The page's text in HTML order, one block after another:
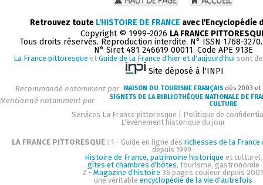
Retrouvez toute L'HISTOIRE DE FRANCE avec l'Encyclopédie
Copyright © 1999-2026 LA FRANCE
Tous droits réservés. Reproduction interdite. N° ISSN 1768-
N° Siret 481 246619 00011. Code APE 913E
La France pittoresque et Guide de la France d'hier et d'aujourd'hui sont
Site déposé à l'INPI
Recommandé notamment par MAISON DU TOURISME FRANÇAIS dès 2003 et
Mentionné notamment par
SIGNETS DE LA BIBLIOTHÈQUE NATIONALE DE
CULTURE
Services La France pittoresque
Politique de
L'événement historique du jour
LA FRANCE PITTORESQUE : 1 - Guide en ligne des richesses de la
depuis 1999 :
Histoire de France, patrimoine historique et culturel,
gîtes et chambres d'hôtes, tourisme, gastronomie
2 - Magazine d'histoire 36 pages couleur depuis
une véritable encyclopédie de la vie d'autrefois